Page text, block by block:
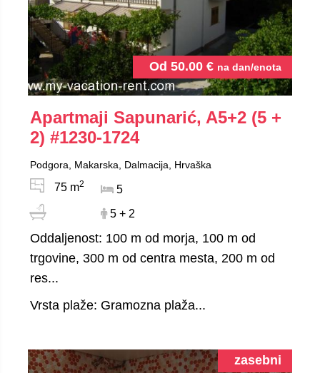
Od 50.00 € na dan/enota
Apartmaji Sapunarić, A5+2 (5 +
2) #1230-1724
Podgora, Makarska, Dalmacija, Hrvaška
75 m2
5
5 + 2
Oddaljenost: 100 m od morja, 100 m od
trgovine, 300 m od centra mesta, 200 m od
res...
Vrsta plaže: Gramozna plaža...
zasebni